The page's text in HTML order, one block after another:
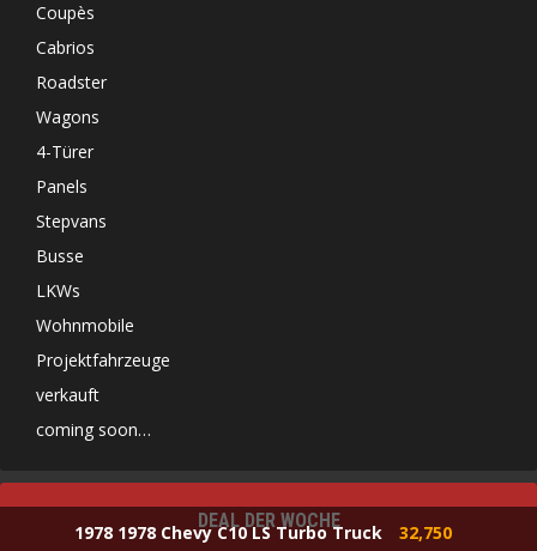
Coupès
Cabrios
Roadster
Wagons
4-Türer
Panels
Stepvans
Busse
LKWs
Wohnmobile
Projektfahrzeuge
verkauft
coming soon…
DEAL DER WOCHE
1978 1978 Chevy C10 LS Turbo Truck 32,750